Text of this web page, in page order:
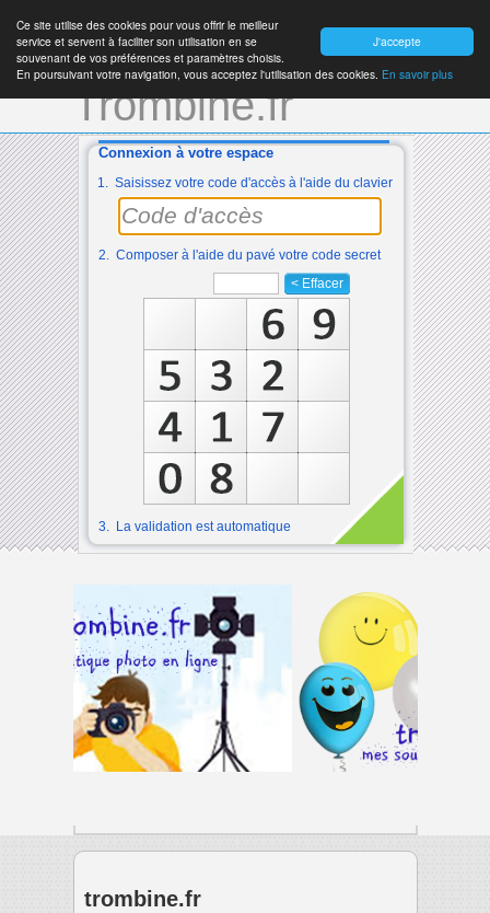
J'accepte
Ce site utilise des cookies pour vous offrir le meilleur
service et servent à faciliter son utilisation en se
souvenant de vos préférences et paramètres choisis.
En poursuivant votre navigation, vous acceptez l'utilisation des cookies. En savoir plus
Trombine.fr
2. Composer à l'aide du pavé votre code secret
< Effacer
3. La validation est automatique
1. Saisissez votre code d'accès à l'aide du clavier
Connexion à votre espace
trombine.fr